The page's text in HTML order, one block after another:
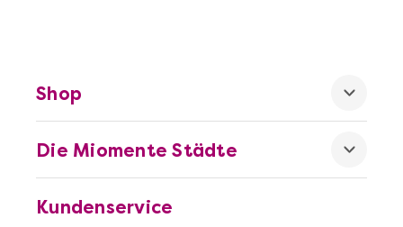
Kundenservice
Die Miomente Städte
Shop